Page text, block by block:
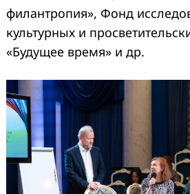
филантропия», Фонд
культурных и
«Будущее время» и др.